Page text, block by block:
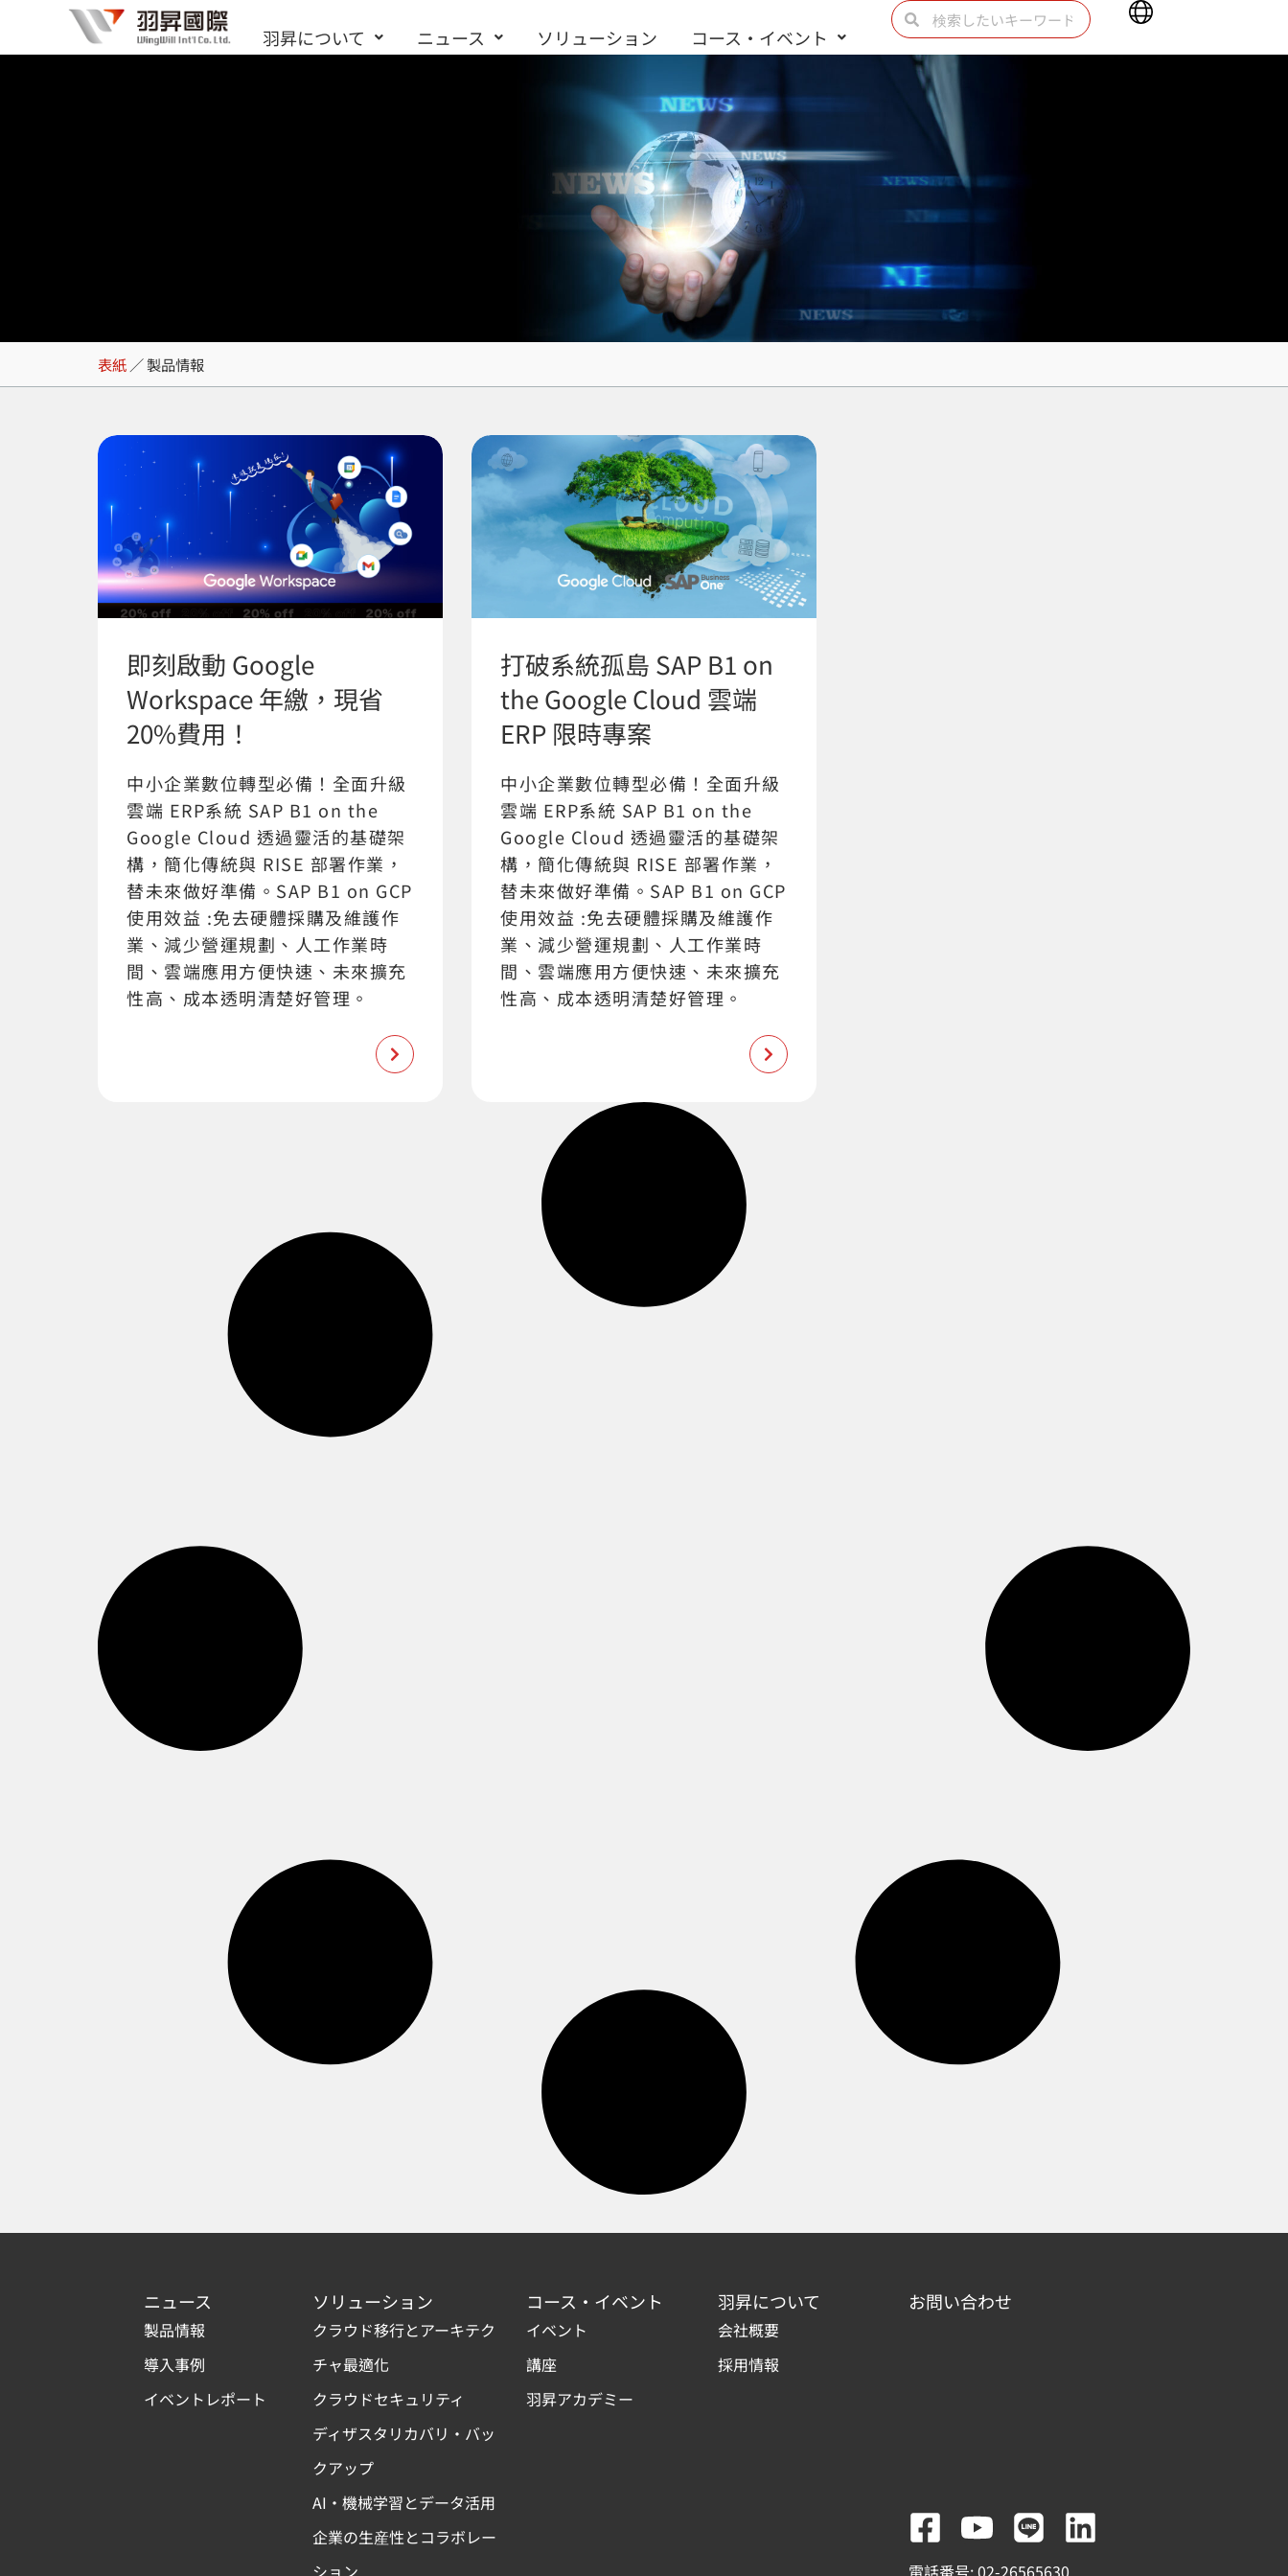
容
羽昇について ニュース ソリューション コース・イベント
検
索 索
Main
Menu
製品情報
表紙 ／製品情報
即刻啟動 Google
Workspace 年繳，現省
20%費用！
中小企業數位轉型必備！全面升級
雲端 ERP系統 SAP B1 on the
Google Cloud 透過靈活的基礎架
構，簡化傳統與 RISE 部署作業，
替未來做好準備。SAP B1 on GCP
使用效益 :免去硬體採購及維護作
業、減少營運規劃、人工作業時
間、雲端應用方便快速、未來擴充
性高、成本透明清楚好管理。
打破系統孤島 SAP B1 on
the Google Cloud 雲端
ERP 限時專案
中小企業數位轉型必備！全面升級
雲端 ERP系統 SAP B1 on the
Google Cloud 透過靈活的基礎架
構，簡化傳統與 RISE 部署作業，
替未來做好準備。SAP B1 on GCP
使用效益 :免去硬體採購及維護作
業、減少營運規劃、人工作業時
間、雲端應用方便快速、未來擴充
性高、成本透明清楚好管理。
ニュース
製品情報
導入事例
イベントレポート
ソリューション
クラウド移行とアーキテク
チャ最適化
クラウドセキュリティ
ディザスタリカバリ・バッ
クアップ
AI・機械学習とデータ活用
企業の生産性とコラボレー
ション
コース・イベント
イベント
講座
羽昇アカデミー
羽昇について
会社概要
採用情報
お問い合わせ
F
a
Y
o
L
i
L
電話番号: 02-26565630